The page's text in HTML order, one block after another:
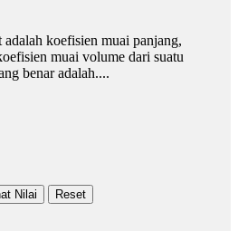
koefisien muai panjang,
muai volume dari suatu
benar adalah....